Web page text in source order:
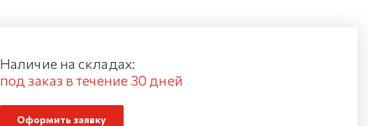
Наличие на складах:
под заказ в течение 30 дней
Оформить заявку